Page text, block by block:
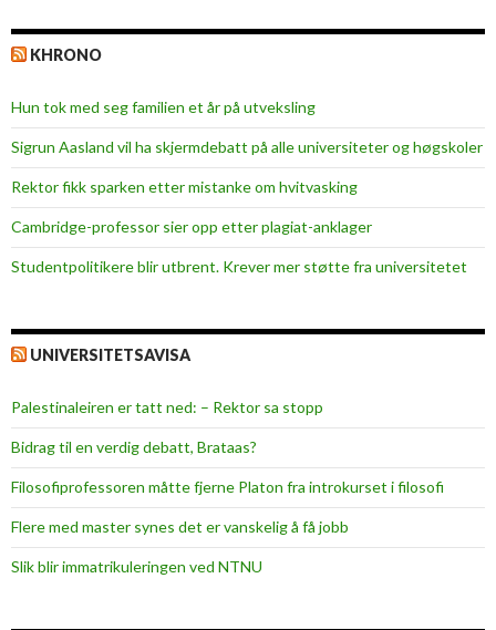
e
s
t
a
l
a
l
l
a
t
i
KHRONO
Hun tok med seg familien et år på utveksling
Sigrun Aasland vil ha skjerm­debatt på alle universiteter og høgskoler
Rektor fikk sparken etter mistanke om hvitvasking
Cambridge-professor sier opp etter plagiat-anklager
Studentpolitikere blir utbrent. Krever mer støtte fra universitetet
UNIVERSITETSAVISA
Palestinaleiren er tatt ned: – Rektor sa stopp
Bidrag til en verdig debatt, Brataas?
Filosofiprofessoren måtte fjerne Platon fra introkurset i filosofi
Flere med master synes det er vanskelig å få jobb
Slik blir immatrikuleringen ved NTNU